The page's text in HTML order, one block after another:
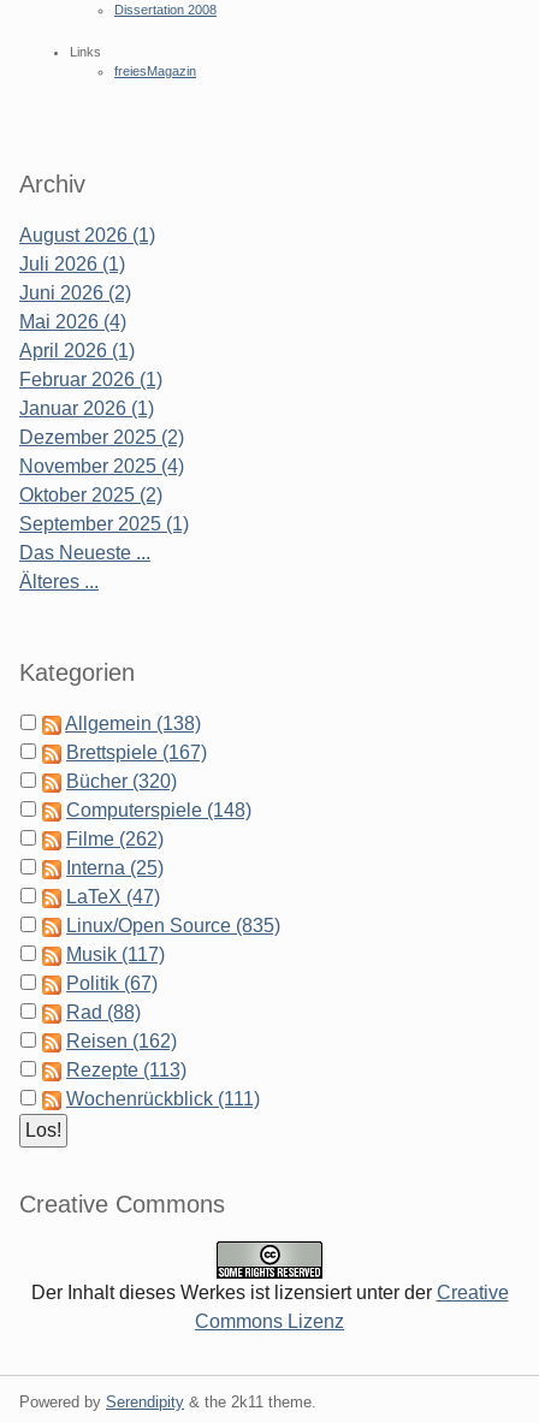
Dissertation 2008
Links
freiesMagazin
Archiv
August 2026 (1)
Juli 2026 (1)
Juni 2026 (2)
Mai 2026 (4)
April 2026 (1)
Februar 2026 (1)
Januar 2026 (1)
Dezember 2025 (2)
November 2025 (4)
Oktober 2025 (2)
September 2025 (1)
Das Neueste ...
Älteres ...
Kategorien
Allgemein (138)
Brettspiele (167)
Bücher (320)
Computerspiele (148)
Filme (262)
Interna (25)
LaTeX (47)
Linux/Open Source (835)
Musik (117)
Politik (67)
Rad (88)
Reisen (162)
Rezepte (113)
Wochenrückblick (111)
Creative Commons
Der Inhalt dieses Werkes ist lizensiert unter der Creative
Commons Lizenz
Powered by Serendipity & the 2k11 theme.